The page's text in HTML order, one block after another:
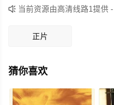
看。
 当前资源由高清线路1提供
正片
猜你喜欢